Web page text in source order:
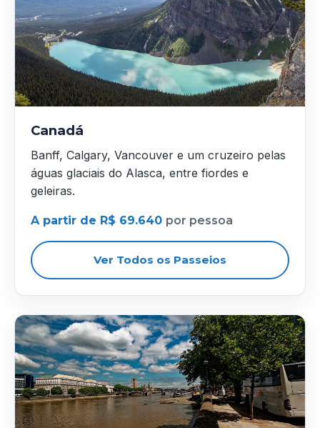
Canadá
Banff, Calgary, Vancouver e um cruzeiro pelas
águas glaciais do Alasca, entre fiordes e
geleiras.
A partir de R$ 69.640 por pessoa
Ver Todos os Passeios